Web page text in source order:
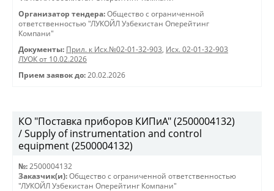
Организатор тендера: Общество с ограниченной
ответственностью "ЛУКОЙЛ Узбекистан Оперейтинг
Компани"
Документы: Прил. к Исх.№02-01-32-903, Исх. 02-01-32-903
ЛУОК от 10.02.2026
Прием заявок до: 20.02.2026
КО "Поставка приборов КИПиА" (2500004132)
/ Supply of instrumentation and control
equipment (2500004132)
№: 2500004132
Заказчик(и): Общество с ограниченной ответственностью
"ЛУКОЙЛ Узбекистан Оперейтинг Компани"